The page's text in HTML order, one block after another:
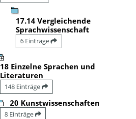
17.14 Vergleichende
Sprachwissenschaft
6 Einträge
18 Einzelne Sprachen und
Literaturen
148 Einträge
20 Kunstwissenschaften
8 Einträge